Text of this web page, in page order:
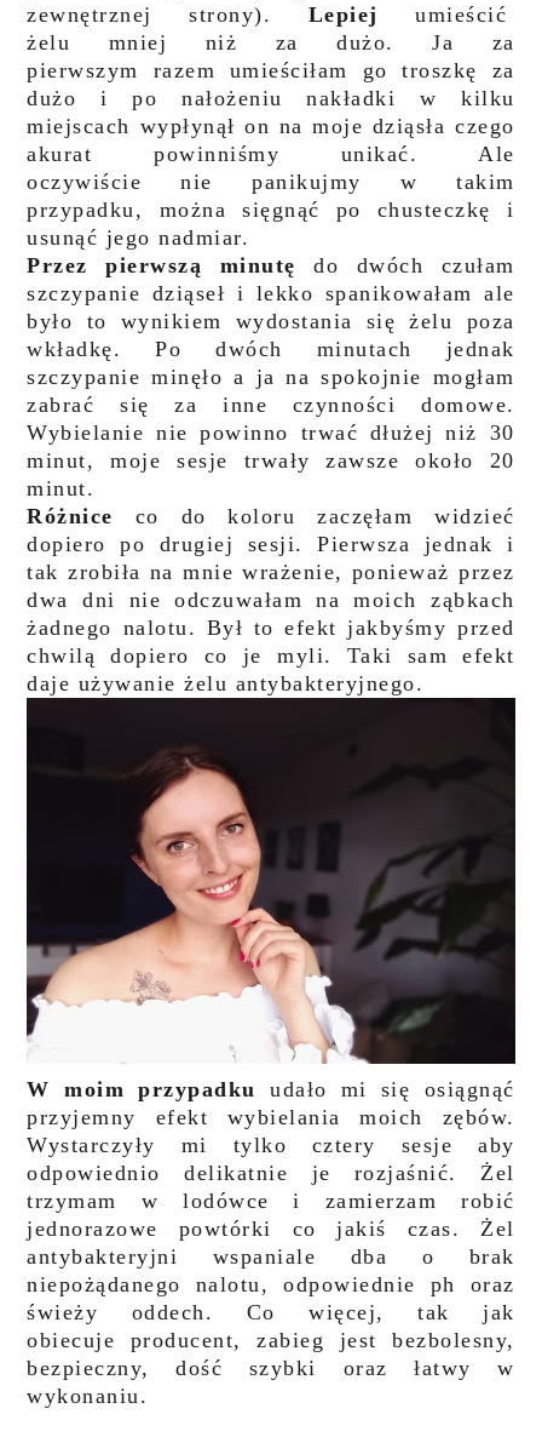
zewnętrznej strony). Lepiejumieścić
żelu mniej niż za dużo. Ja za
pierwszym razem umieściłam go troszkę za
dużo i po nałożeniu nakładki w kilku
miejscach wypłynął on na moje dziąsła czego
akurat powinniśmy unikać. Ale
oczywiście nie panikujmy w takim
przypadku, można sięgnąć po chusteczkę i
usunąć jego nadmiar.
Przez pierwszą minutę do dwóch czułam
szczypanie dziąseł i lekko spanikowałam ale
było to wynikiem wydostania się żelu poza
wkładkę. Po dwóch minutach jednak
szczypanie minęło a ja na spokojnie mogłam
zabrać się za inne czynności domowe.
Wybielanie nie powinno trwać dłużej niż 30
minut, moje sesje trwały zawsze około 20
minut.
Różnice co do koloru zaczęłam widzieć
dopiero po drugiej sesji. Pierwsza jednak i
tak zrobiła na mnie wrażenie, ponieważ przez
dwa dni nie odczuwałam na moich ząbkach
żadnego nalotu. Był to efekt jakbyśmy przed
chwilą dopiero co je myli. Taki sam efekt
daje używanie żelu antybakteryjnego.
W moim przypadku
udało mi się osiągnąć
przyjemny efekt wybielania moich zębów.
Wystarczyły mi tylko cztery sesje aby
odpowiednio delikatnie je rozjaśnić. Żel
trzymam w lodówce i zamierzam robić
jednorazowe powtórki co jakiś czas. Żel
antybakteryjni wspaniale dba o brak
niepożądanego nalotu, odpowiednie ph oraz
świeży oddech. Co więcej, tak jak
obiecuje producent, zabieg jest bezbolesny,
bezpieczny, dość szybki oraz łatwy w
wykonaniu.